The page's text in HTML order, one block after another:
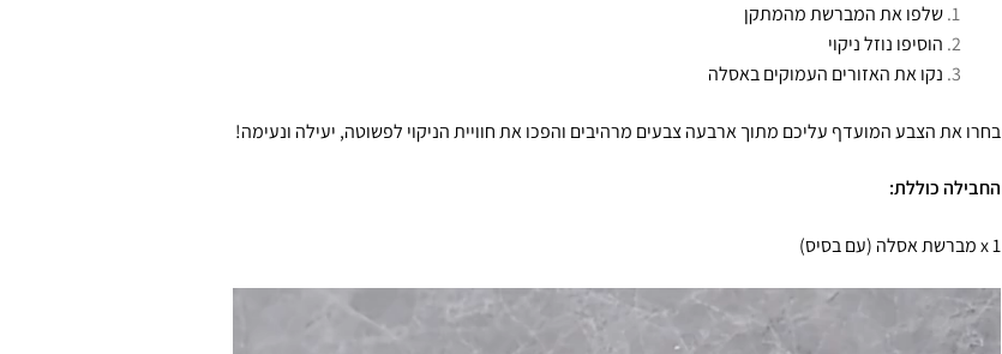
שלפו את המברשת מהמתקן
הוסיפו נוזל ניקוי
נקו את האזורים העמוקים באסלה
בחרו את הצבע המועדף עליכם מתוך ארבעה צבעים מרהיבים והפכו את חוויית הניקוי לפשוטה, יעילה ונעימה!
החבילה כוללת:
1 x מברשת אסלה (עם בסיס)
נגן
וידאו